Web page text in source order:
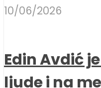
10/06/2026
Edin Avdić
ljude i na